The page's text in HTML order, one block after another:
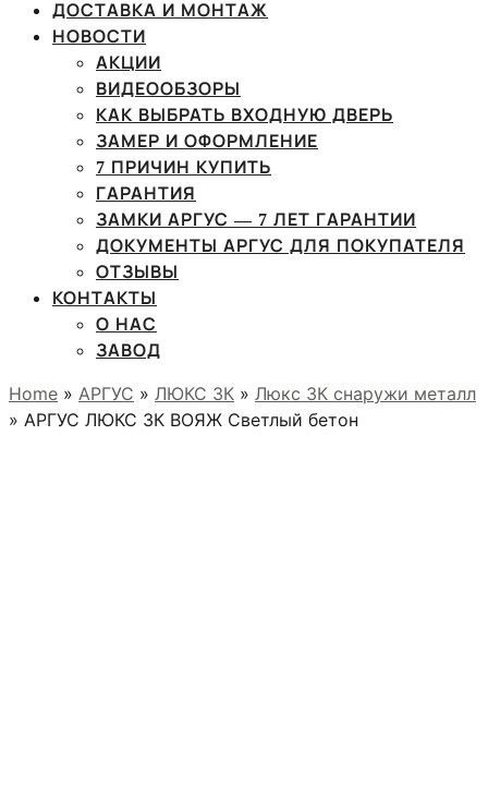
ДОСТАВКА И МОНТАЖ
НОВОСТИ
АКЦИИ
ВИДЕООБЗОРЫ
КАК ВЫБРАТЬ ВХОДНУЮ ДВЕРЬ
ЗАМЕР И ОФОРМЛЕНИЕ
7 ПРИЧИН КУПИТЬ
ГАРАНТИЯ
ЗАМКИ АРГУС — 7 ЛЕТ ГАРАНТИИ
ДОКУМЕНТЫ АРГУС ДЛЯ ПОКУПАТЕЛЯ
ОТЗЫВЫ
КОНТАКТЫ
О НАС
ЗАВОД
Home » АРГУС » ЛЮКС 3К » Люкс 3К снаружи металл
» АРГУС ЛЮКС 3К ВОЯЖ Светлый бетон